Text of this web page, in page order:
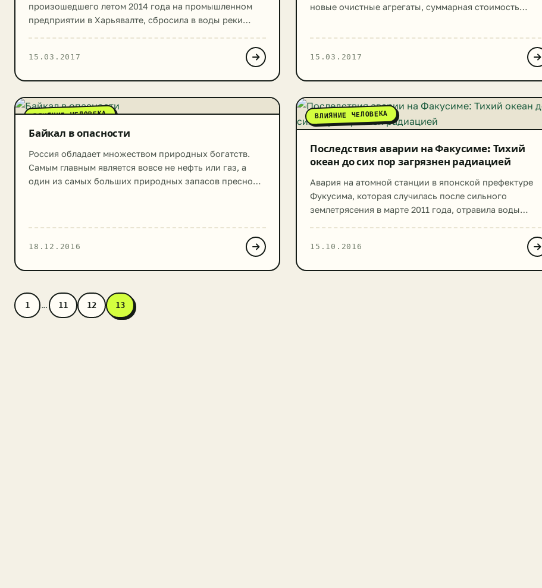
произошедшего летом 2014 года на промышленном
предприятии в Харьявалте, сбросила в воды реки
животных и растений. Прокуратура финского города
надзорного органа Пори считают, что управленцы
дочернего предприятия […]
15.03.2017
новые очистные агрегаты, суммарная стоимость
регионе впервые. Оснащение очистных объектов
Правительство в рамках целевой программы о
сохранении озера Байкал. Очистные соору
15.03.2017
ВЛИЯНИЕ ЧЕЛОВЕКА
Байкал в опасности
Россия обладает множеством природных богатств.
Самым главным является вовсе не нефть или газ, а
один из самых больших природных запасов пресной
всегда были эталоном чистоты, но в последнее время
экологическая обстановка сложилась просто
18.12.2016
ВЛИЯНИЕ ЧЕЛОВЕКА
Последствия аварии на Факусиме: Тихий
океан до сих пор загрязнен радиацией
Авария на атомной станции в японской префектуре
Фукусима, которая случилась после сильного
землетрясения в марте 2011 года, отравила воды
волной вывелась из строя система энергоснабжения,
15.10.2016
1 … 11 12 13